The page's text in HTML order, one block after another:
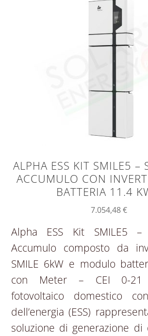
ALPHA ESS KIT SMILE5 –
ACCUMULO CON
BATTERIA 11.4
7.054,48€
Alpha ESS Kit SMILE5
Accumulo composto da
SMILE 6kW e modulo
con Meter – CEI 0-21
fotovoltaico domestico
dell’energia (ESS)
soluzione di generazione di